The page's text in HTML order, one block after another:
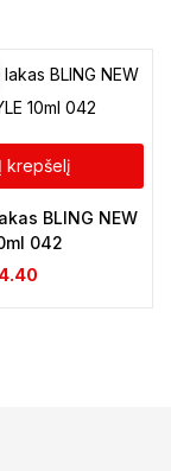
Į krepšelį
BLING NEW
042
4.40